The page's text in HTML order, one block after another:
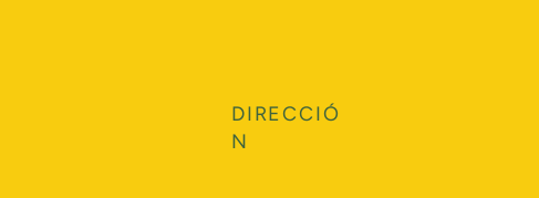
DIRECCIÓ
N